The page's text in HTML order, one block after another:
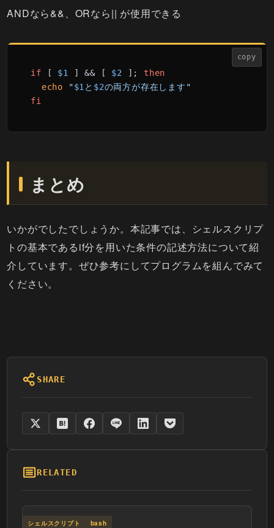
ANDなら&&、ORなら|| が使用できる
copy
if [ $1 ] && [ $2 ]; then
echo
"$1 と $2の両方が存在します"
fi
まとめ
いかがでしたでしょうか。本記事では、シェルスクリプ
トの基本であるif分を用いた条件の記述方法について紹
介しています。ぜひ参考にしてプログラムを組んでみて
ください。
SHARE
RELATED
シェルスクリプト bash